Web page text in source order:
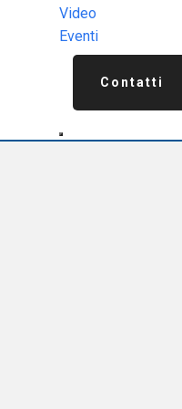
Video
Eventi
Contatti